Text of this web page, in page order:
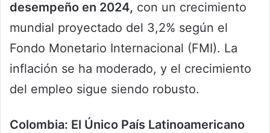
desempeño en 2024, con un crecimiento
mundial proyectado del 3,2% según el
Fondo Monetario Internacional (FMI). La
inflación se ha moderado, y el crecimiento
del empleo sigue siendo robusto.
Colombia: El Único País Latinoamericano